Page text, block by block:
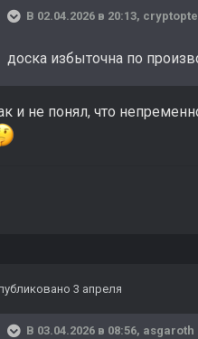
В 02.04.2026 в 20:13,
доска избыточна по
и не понял, что
3 апреля
В 03.04.2026 в 08:56, asgaroth